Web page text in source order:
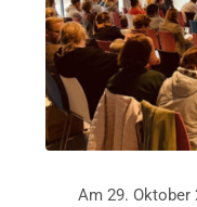
Am 29. Oktober